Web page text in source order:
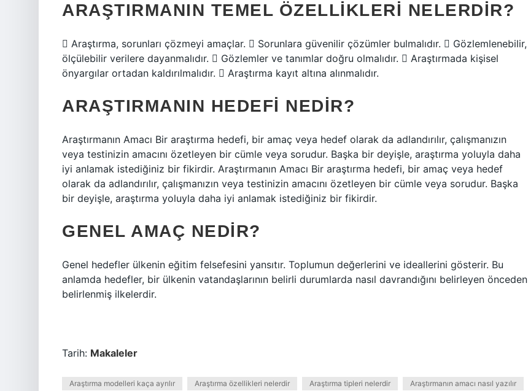
ARAŞTIRMANIN TEMEL ÖZELLIKLERI NELERDIR?
 Araştırma, sorunları çözmeyi amaçlar.  Sorunlara güvenilir çözümler bulmalıdır.  Gözlemlenebilir,
ölçülebilir verilere dayanmalıdır.  Gözlemler ve tanımlar doğru olmalıdır.  Araştırmada kişisel
önyargılar ortadan kaldırılmalıdır.  Araştırma kayıt altına alınmalıdır.
ARAŞTIRMANIN HEDEFI NEDIR?
Araştırmanın Amacı Bir araştırma hedefi, bir amaç veya hedef olarak da adlandırılır, çalışmanızın
veya testinizin amacını özetleyen bir cümle veya sorudur. Başka bir deyişle, araştırma yoluyla daha
iyi anlamak istediğiniz bir fikirdir. Araştırmanın Amacı Bir araştırma hedefi, bir amaç veya hedef
olarak da adlandırılır, çalışmanızın veya testinizin amacını özetleyen bir cümle veya sorudur. Başka
bir deyişle, araştırma yoluyla daha iyi anlamak istediğiniz bir fikirdir.
GENEL AMAÇ NEDIR?
Genel hedefler ülkenin eğitim felsefesini yansıtır. Toplumun değerlerini ve ideallerini gösterir. Bu
anlamda hedefler, bir ülkenin vatandaşlarının belirli durumlarda nasıl davrandığını belirleyen önceden
belirlenmiş ilkelerdir.
Tarih: Makaleler
Araştırma modelleri kaça ayrılır Araştırma özellikleri nelerdir Araştırma tipleri nelerdir Araştırmanın amacı nasıl yazılır